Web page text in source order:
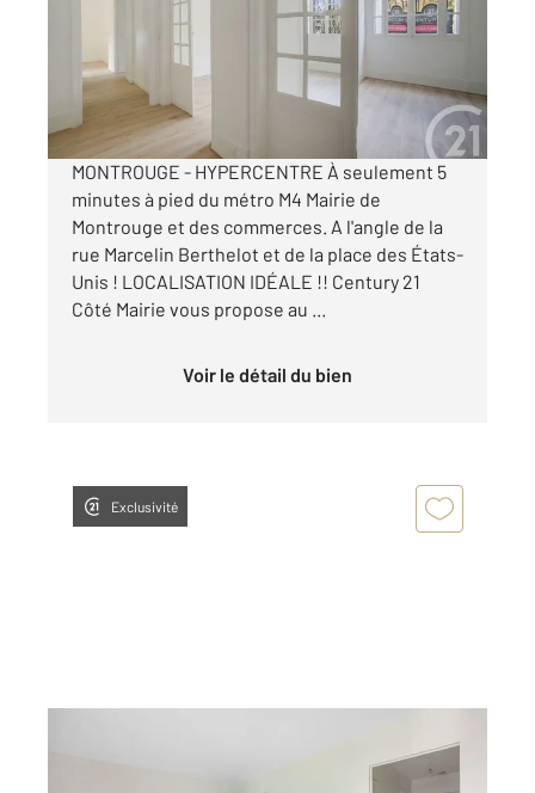
Appartement F4 à vendre
599 000 €
Visiter le site dédié
MONTROUGE - HYPERCENTRE À seulement 5
minutes à pied du métro M4 Mairie de
Montrouge et des commerces. A l'angle de la
rue Marcelin Berthelot et de la place des États-
Unis ! LOCALISATION IDÉALE !! Century 21
Côté Mairie vous propose au ...
Voir le détail du bien
Exclusivité